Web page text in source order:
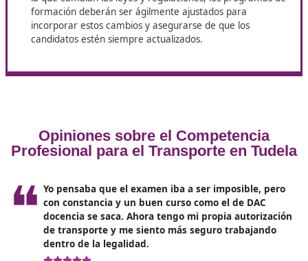
formación de transporte en
Con el avance constante de la tecnología y la creciente
presión sobre la sostenibilidad, es probable quela
experimente cambiossignificativos en los próximos
Algunas de las tendencias que podrían marcar el
incluyen:
Aumento dela digitalización: